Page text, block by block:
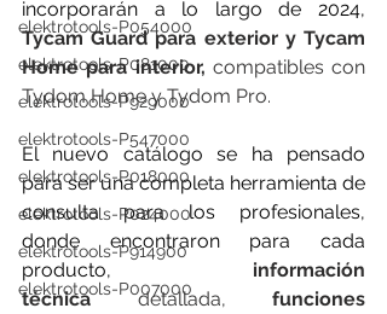
elektrotools-P054000
elektrotools-P081000
elektrotools-P929000
elektrotools-P547000
elektrotools-P018000
elektrotools-P024000
elektrotools-P914900
elektrotools-P007000
Tycam Guard para exterior y Tycam
Home para interior, compatibles con
Tydom Home y Tydom Pro.
El nuevo catálogo se ha pensado
para ser una completa herramienta de
consulta para los profesionales,
donde encontraron para cada
producto, información
técnica detallada, funciones